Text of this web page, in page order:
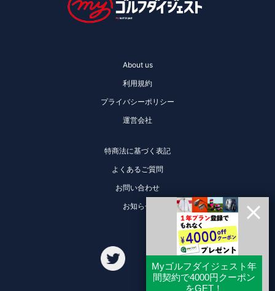
About us
利用規約
プライバシーポリシー
運営会社
特商法に基づく表記
よくあるご質問
お問い合わせ
お知らせ